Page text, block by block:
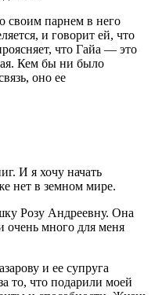
своим парнем в него
и говорит ей, что
что Гайа — это
Кем бы ни было
оно ее
И я хочу начать
нет в земном мире.
Розу Андреевну. Она
много для меня
и ее супруга
то, что подарили моей